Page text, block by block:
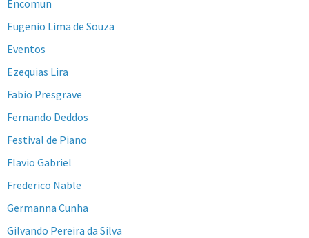
Encomun
Eugenio Lima de Souza
Eventos
Ezequias Lira
Fabio Presgrave
Fernando Deddos
Festival de Piano
Flavio Gabriel
Frederico Nable
Germanna Cunha
Gilvando Pereira da Silva